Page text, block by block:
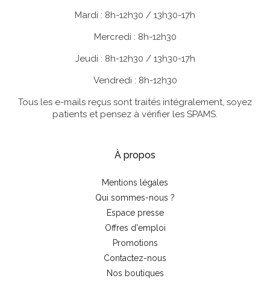
Mardi : 8h-12h30 / 13h30-17h
Mercredi : 8h-12h30
Jeudi : 8h-12h30 / 13h30-17h
Vendredi : 8h-12h30
Tous les e-mails reçus sont traités intégralement, soyez
patients et pensez à vérifier les SPAMS.
À propos
Mentions légales
Qui sommes-nous ?
Espace presse
Offres d'emploi
Promotions
Contactez-nous
Nos boutiques